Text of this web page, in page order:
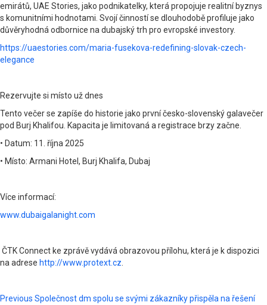
emirátů, UAE Stories, jako podnikatelky, která propojuje realitní byznys
s komunitními hodnotami. Svojí činností se dlouhodobě profiluje jako
důvěryhodná odbornice na dubajský trh pro evropské investory.
https://uaestories.com/maria-fusekova-redefining-slovak-czech-
elegance
Rezervujte si místo už dnes
Tento večer se zapíše do historie jako první česko-slovenský galavečer
pod Burj Khalifou. Kapacita je limitovaná a registrace brzy začne.
• Datum: 11. října 2025
• Místo: Armani Hotel, Burj Khalifa, Dubaj
Více informací:
www.dubaigalanight.com
ČTK Connect ke zprávě vydává obrazovou přílohu, která je k dispozici
na adrese http://www.protext.cz
Previous Společnost dm spolu se svými zákazníky přispěla na řešení